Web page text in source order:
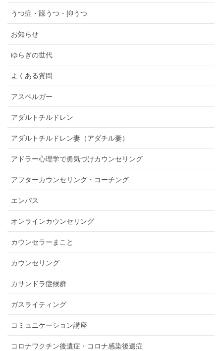
うつ症・躁うつ・抑うつ
お知らせ
ゆらぎの世代
よくある質問
アスペルガー
アダルトチルドレン
アダルトチルドレン妻（アダチル妻）
アドラー心理学で勇気づけカウンセリング
アフターカウンセリング・コーチング
エンパス
オンラインカウンセリング
カウンセラーまこと
カウンセリング
カサンドラ症候群
ガスライティング
コミュニケーション講座
コロナワクチン後遺症・コロナ感染後遺症